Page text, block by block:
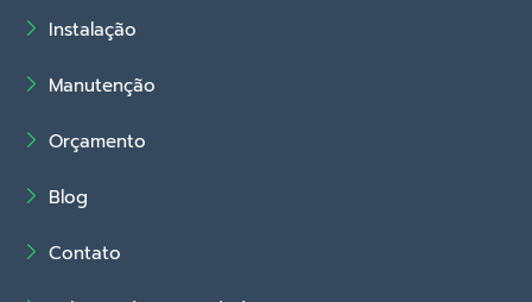
Instalação
Manutenção
Orçamento
Blog
Contato